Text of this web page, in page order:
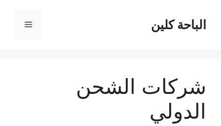
المحتوىالباحة كلين القائمة
شركات الشحن
الدولي